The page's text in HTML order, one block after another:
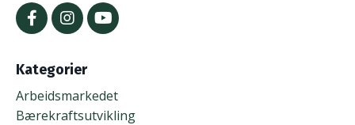
Kategorier
Arbeidsmarkedet
Bærekraftsutvikling